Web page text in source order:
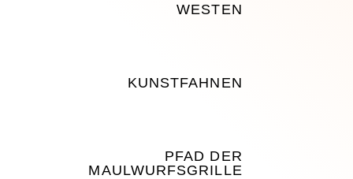
WESTEN
KUNSTFAHNEN
PFAD DER
MAULWURFSGRILLE